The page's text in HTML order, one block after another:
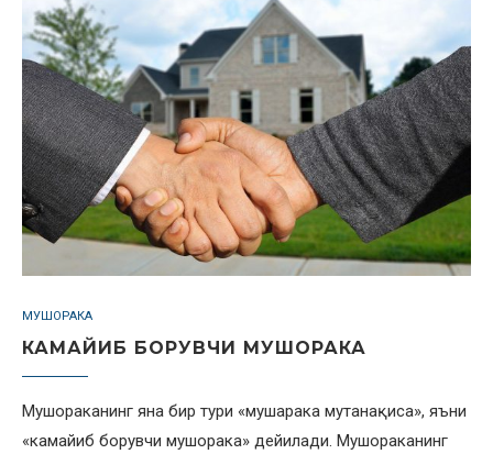
МУШОРАКА
КАМАЙИБ БОРУВЧИ МУШОРАКА
Мушораканинг яна бир тури «мушарака мутанақиса», яъни
«камайиб борувчи мушорака» дейилади. Мушораканинг